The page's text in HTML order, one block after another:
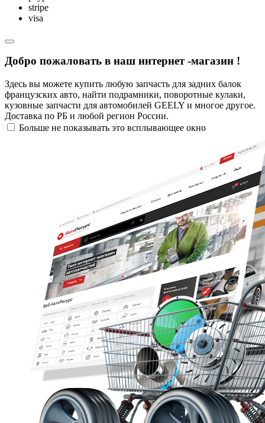
stripe
visa
Добро пожаловать в наш интернет -магазин !
Здесь вы можете купить любую запчасть для задних балок
французских авто, найти подрамники, поворотные кулаки,
кузовные запчасти для автомобилей GEELY и многое другое.
Доставка по РБ и любой регион России.
Больше не показывать это всплывающее окно